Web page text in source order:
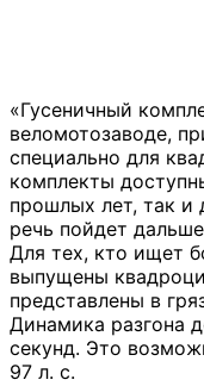
«Гусеничный
веломотозаводе,
специально для
комплекты
прошлых лет, так и
речь пойдет
Для тех, кто ищет
выпущены
представлены в
Динамика разгона
секунд. Это
97 л. с.